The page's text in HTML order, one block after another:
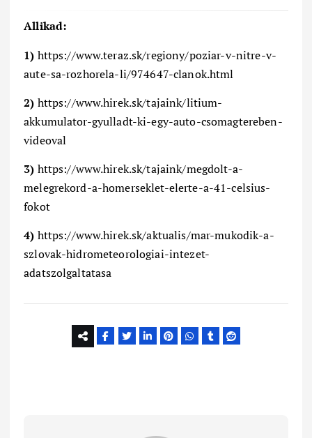
Allikad:
1) https://www.teraz.sk/regiony/poziar-v-nitre-v-
aute-sa-rozhorela-li/974647-clanok.html
2) https://www.hirek.sk/tajaink/litium-
akkumulator-gyulladt-ki-egy-auto-csomagtereben-
videoval
3) https://www.hirek.sk/tajaink/megdolt-a-
melegrekord-a-homerseklet-elerte-a-41-celsius-
fokot
4) https://www.hirek.sk/aktualis/mar-mukodik-a-
szlovak-hidrometeorologiai-intezet-
adatszolgaltatasa